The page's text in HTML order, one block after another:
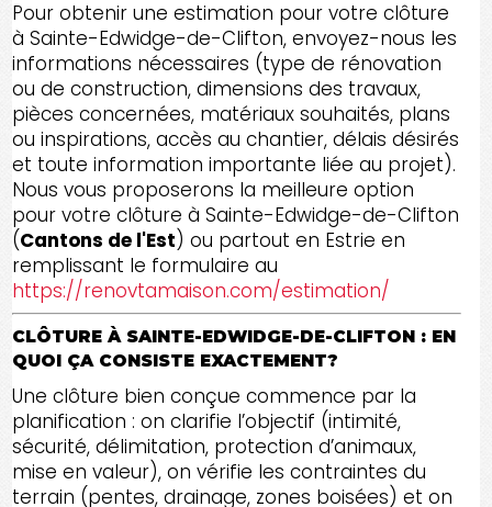
Pour obtenir une estimation pour votre clôture
à Sainte-Edwidge-de-Clifton, envoyez-nous les
informations nécessaires (type de rénovation
ou de construction, dimensions des travaux,
pièces concernées, matériaux souhaités, plans
ou inspirations, accès au chantier, délais désirés
et toute information importante liée au projet).
Nous vous proposerons la meilleure option
pour votre clôture à Sainte-Edwidge-de-Clifton
(Cantons de l'Est) ou partout en Estrie en
remplissant le formulaire au
https://renovtamaison.com/estimation/
CLÔTURE À SAINTE-EDWIDGE-DE-CLIFTON : EN
QUOI ÇA CONSISTE EXACTEMENT?
Une clôture bien conçue commence par la
planification : on clarifie l’objectif (intimité,
sécurité, délimitation, protection d’animaux,
mise en valeur), on vérifie les contraintes du
terrain (pentes, drainage, zones boisées) et on